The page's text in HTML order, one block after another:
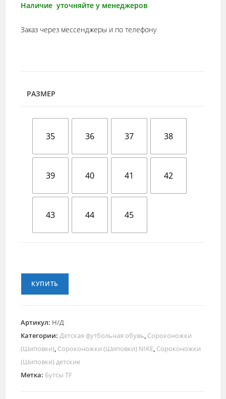
Наличие уточняйте у менеджеров
Заказ через мессенджеры и по телефону
РАЗМЕР
35 36 37 38
39 40 41 42
43 44 45
КУПИТЬ
Артикул: Н/Д
Категории:Детская футбольная обувь, Сороконожки
(Шиповки), Сороконожки (Шиповки) NIKE, Сороконожки
(Шиповки) детские
Метка: Бутсы TF